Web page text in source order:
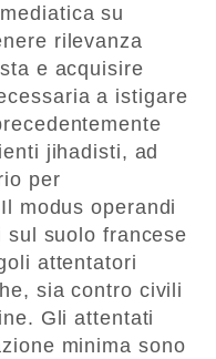
su
rilevanza
e acquisire
a istigare
jihadisti, ad
per
modus operandi
suolo francese
attentatori
sia contro civili
Gli attentati
minima sono